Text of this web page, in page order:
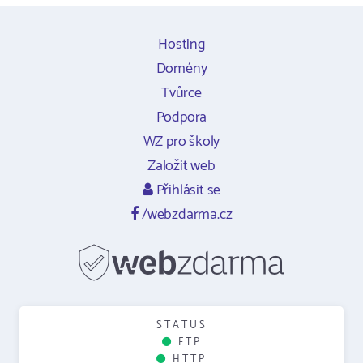
Hosting
Domény
Tvůrce
Podpora
WZ pro školy
Založit web
Přihlásit se
/webzdarma.cz
STATUS
FTP
HTTP